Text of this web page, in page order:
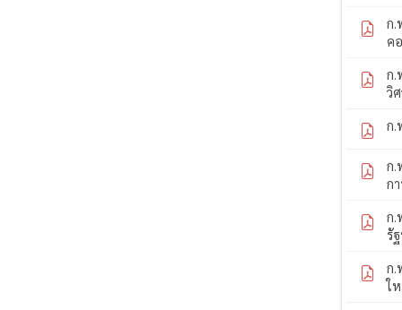
ก.
ค
ก.
วิ
ก.
ก.
ก
ก.
รั
ก.
ใ